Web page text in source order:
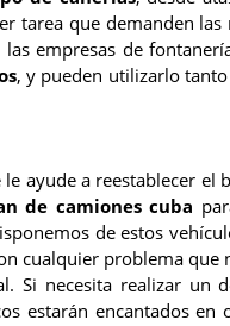
tarea que demanden
empresas de
, y pueden utilizarlo tanto
ayude a reestablecer el
de camiones cuba
de estos
cualquier problema
Si necesita realizar un
estarán encantados